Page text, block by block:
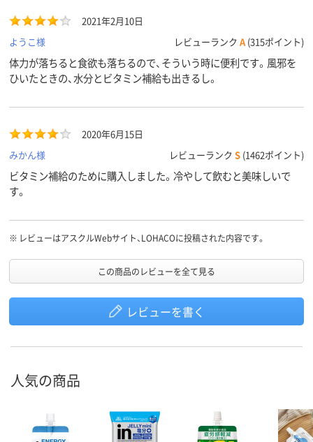
2021年2月10日
ようこ様
レビューランク A (315ポイント)
体力が落ちると食欲も落ちるので、そういう時に便利です。風邪を
ひいたときの、水分とビタミン補給も出きるし。
2020年6月15日
みかん様
レビューランク S (1462ポイント)
ビタミン補給のために購入しました。冷やして飲むと美味しいで
す。
※ レビューはアスクルWebサイト、LOHACOに投稿された内容です。
この商品のレビューを全て見る
レビューを書く
人気の商品